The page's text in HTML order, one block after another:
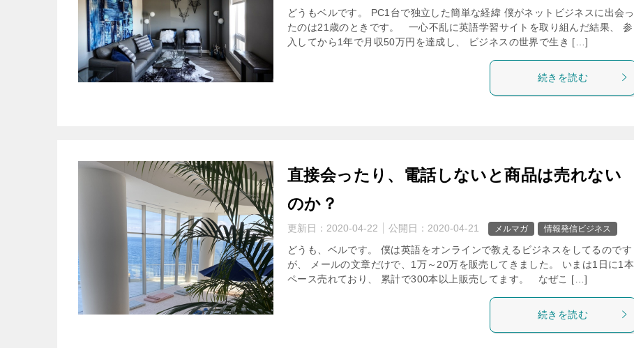
どうもベルです。 PC1台で独立した簡単な経緯 僕がネットビジネスに出会っ
たのは21歳のときです。 一心不乱に英語学習サイトを取り組んだ結果、 参
入してから1年で月収50万円を達成し、 ビジネスの世界で生き […]
続きを読む
直接会ったり、電話しないと商品は売れない
のか？
更新日： 2020-04-22 公開日： 2020-04-21 メルマガ 情報発信ビジネス
どうも、ベルです。 僕は英語をオンラインで教えるビジネスをしてるのです
が、 メールの文章だけで、1万～20万を販売してきました。 いまは1日に1本
ペース売れており、 累計で300本以上販売してます。 なぜこ […]
続きを読む